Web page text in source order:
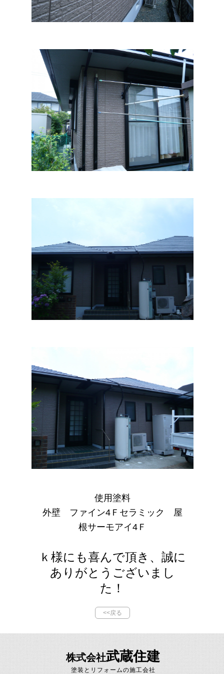
使用塗料
外壁 ファイン4Ｆセラミック 屋
根サーモアイ4Ｆ
ｋ様にも喜んで頂き、誠に
ありがとうございまし
た！
<<戻る
塗装とリフォームの施工会社
株式会社武蔵住建